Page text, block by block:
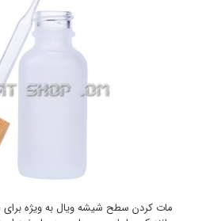
مات کردن سطح شیشه ویال به ویژه